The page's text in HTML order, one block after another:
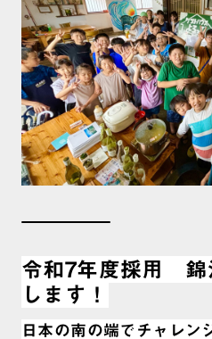
令和7年度採用 錦
します！
日本の南の端でチャレン